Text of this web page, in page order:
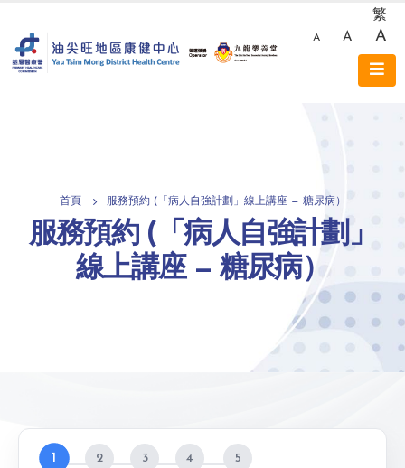
繁
A A A
首頁 服務預約 (「病人自強計劃」線上講座 — 糖尿病）
服務預約 (「病人自強計劃」
線上講座 — 糖尿病）
1 2 3 4 5